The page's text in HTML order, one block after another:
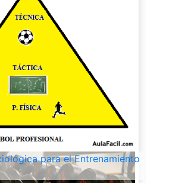
para el Entrenamiento